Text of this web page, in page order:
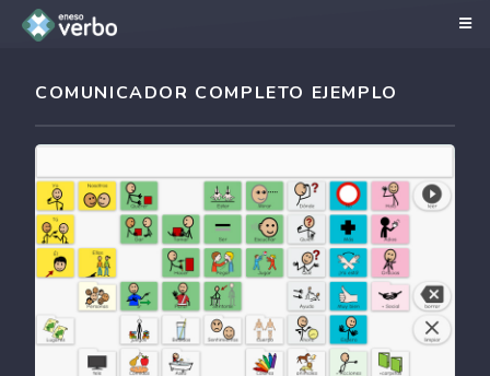
COMUNICADOR COMPLETO EJEMPLO